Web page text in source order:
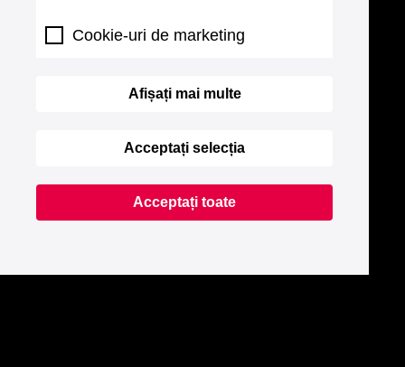
Cookie-uri de marketing
Afișați mai multe
Acceptați selecția
Acceptați toate